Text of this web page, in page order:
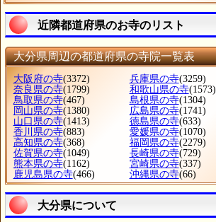
近隣都道府県のお寺のリスト
大分県周辺の都道府県の寺院一覧表
大阪府の寺(3372) 兵庫県の寺(3259)
奈良県の寺(1799) 和歌山県の寺(1573)
鳥取県の寺(467) 島根県の寺(1304)
岡山県の寺(1380) 広島県の寺(1741)
山口県の寺(1413) 徳島県の寺(633)
香川県の寺(883) 愛媛県の寺(1070)
高知県の寺(368) 福岡県の寺(2279)
佐賀県の寺(1049) 長崎県の寺(729)
熊本県の寺(1162) 宮崎県の寺(337)
鹿児島県の寺(466) 沖縄県の寺(66)
大分県について